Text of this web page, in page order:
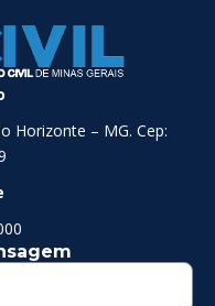
Horizonte – MG. Cep: